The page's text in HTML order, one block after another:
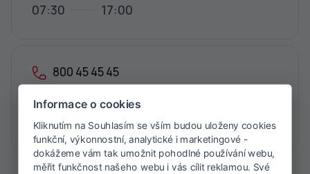
07:30 17:00
800 45 45 45
leasing@adiv.cz
Jak se k nám dostat?
Informace o cookies
Kliknutím na Souhlasím se vším budou uloženy cookies
funkční, výkonnostní, analytické i marketingové -
dokážeme vám tak umožnit pohodlné používání webu,
měřit funkčnost našeho webu i vás cílit reklamou. Své